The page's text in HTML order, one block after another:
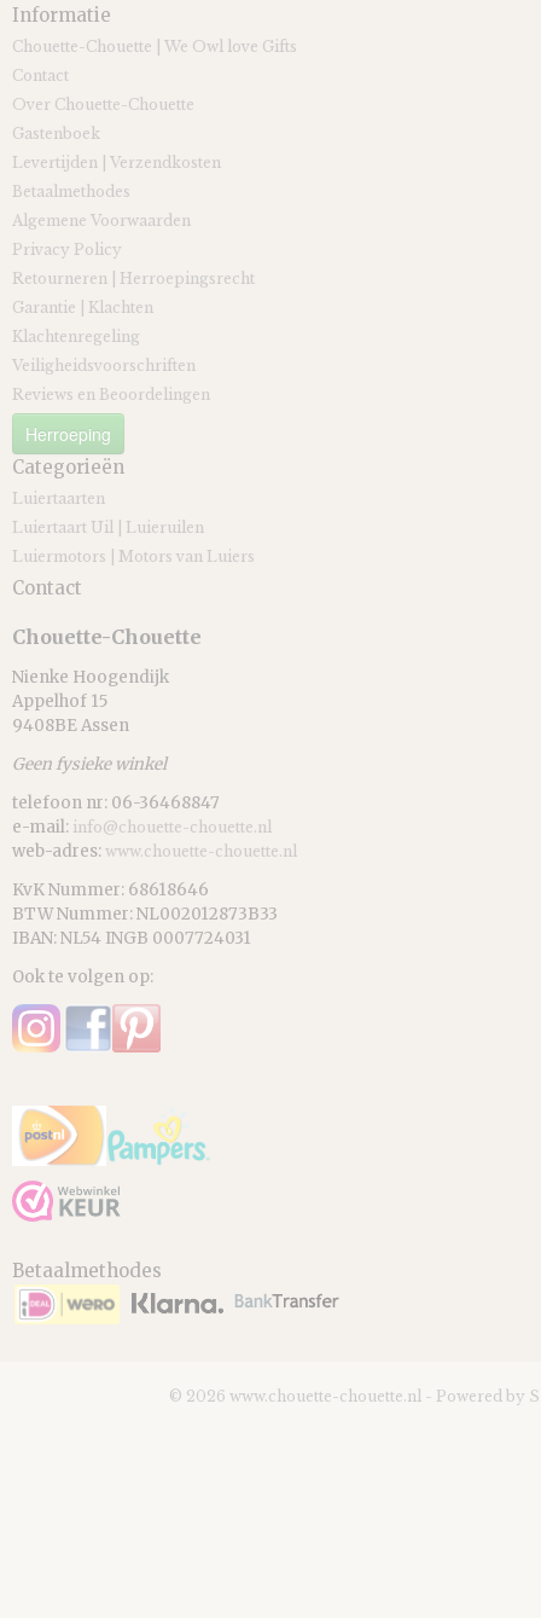
Informatie
Chouette-Chouette | We Owl love Gifts
Contact
Over Chouette-Chouette
Gastenboek
Levertijden | Verzendkosten
Betaalmethodes
Algemene Voorwaarden
Privacy Policy
Retourneren | Herroepingsrecht
Garantie | Klachten
Klachtenregeling
Veiligheidsvoorschriften
Reviews en Beoordelingen
Herroeping
Categorieën
Luiertaarten
Luiertaart Uil | Luieruilen
Luiermotors | Motors van Luiers
Contact
Chouette-Chouette
Nienke Hoogendijk
Appelhof 15
9408BE Assen
Geen fysieke winkel
telefoon nr: 06-36468847
e-mail: info@chouette-chouette.nl
web-adres: www.chouette-chouette.nl
KvK Nummer: 68618646
BTW Nummer: NL002012873B33
IBAN: NL54 INGB 0007724031
Ook te volgen op:
Betaalmethodes
© 2026 www.chouette-chouette.nl - Powered by